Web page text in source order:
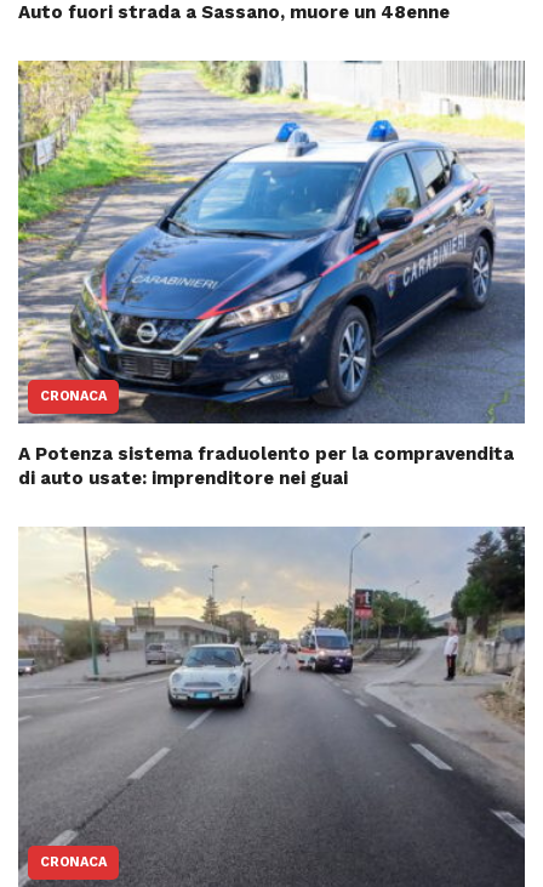
Auto fuori strada a Sassano, muore un 48enne
CRONACA
A Potenza sistema fraduolento per la compravendita
di auto usate: imprenditore nei guai
CRONACA